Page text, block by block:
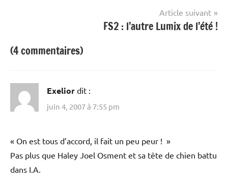
Article suivant
FS2 : l’autre Lumix de l’été !
(4 commentaires)
Exelior dit :
juin 4, 2007 à 7:55 pm
« On est tous d’accord, il fait un peu peur ! »
Pas plus que Haley Joel Osment et sa tête de chien battu
dans I.A.